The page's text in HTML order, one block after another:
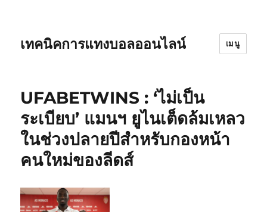
เทคนิคการแทงบอลออนไลน์ เมนู
UFABETWINS : ‘ไม่เป็น
ระเบียบ’ แมนฯ ยูไนเต็ดล้มเหลว
ในช่วงปลายปีสำหรับกองหน้า
คนใหม่ของลีดส์